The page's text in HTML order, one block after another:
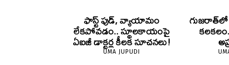
ఫాస్ట్ ఫుడ్, వ్యాయామం
లేకపోవడం.. స్థూలకాయంపై
ఏఐజీ డాక్టర్ల కీలక సూచనలు!
UMA JUPUDI